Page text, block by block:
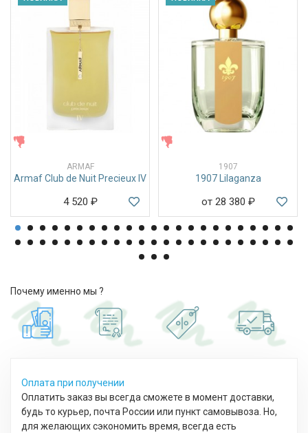
ARMAF
Armaf Club de Nuit Precieux IV
4 520 ₽
1907
1907 Lilaganza
от 28 380 ₽
Почему именно мы ?
Оплата при получении
Оплатить заказ вы всегда сможете в момент доставки,
будь то курьер, почта России или пункт самовывоза. Но,
для желающих сэкономить время, всегда есть